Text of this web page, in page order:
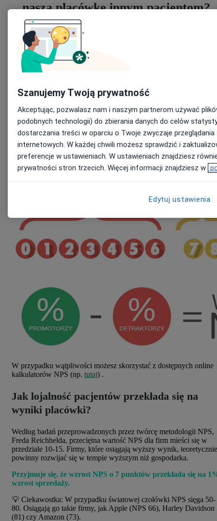
naszą placówkę innym pacjentom?
Jak interpretować wyniki badania lojalności
W badaniu NPS istotnym elementem jest wynik, który uzyskuje się
poprzez odjęcie procentowej liczby detraktorów od procentowej
liczby promotorów. Dokładnie tak samo postępujemy w przypadku
badania lojalności pacjentów metodą NPS.
Przykład: jeśli 50% pacjentów to promotorzy, 10% to neutralni, a
W przypadku wątpliwości możesz skorzystać z dostępnych online
kalkulatorów NPS (np. tutaj) .
Jak lojalność pacjentów przekłada się na
wyniki placówki?
Według badań przeprowadzonych przez twórcę metodologii NPS,
Freda Reichhelda, przeciętna wartość NPS dla firm mieści się w
przedziale 10-15. Firmy, które osiągają wyższy wynik, teoretycznie
powinny rozwijać się w tempie wyższym niż gospodarka.
Przyjmuje się, że wzrost NPS o 7 punktów przekłada się na
wzrost sprzedaży.
💡 Ciekawostka: W przypadku światowej czołówki NPS sięga 50-
80. Osiągają go takie firmy, jak Apple (NPS 66), Harley Davidson
(81) czy Amazon (73).
Szanujemy Twoją prywatność
Akceptując, pozwalasz nam i naszym partnerom używać
podobnych technologii) do zbierania danych do celów
dostarczania treści w oparciu o Twoje zwyczaje
internetowych. W każdej chwili możesz sprawdzić i
preferencje w ustawieniach. W ustawieniach znajdziesz
prywatności stron trzecich. Więcej informacji znajdziesz w
Edytuj ustawienia